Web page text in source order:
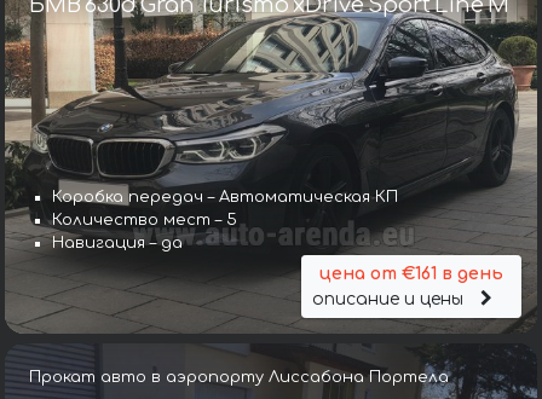
Коробка передач – Автоматическая КП
Количество мест – 5
Навигация – да
цена от €161 в день
описание и цены
Прокат авто в аэропорту Лиссабона Портела